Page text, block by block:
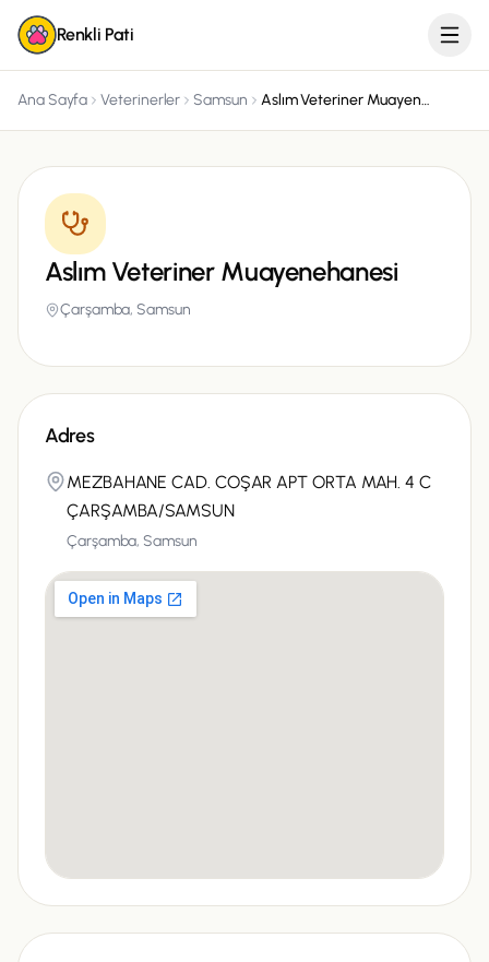
Renkli Pati
Ana Sayfa Veterinerler Samsun Aslım Veteriner Muayenehanesi
Aslım Veteriner Muayenehanesi
Çarşamba,Samsun
Adres
MEZBAHANE CAD. COŞAR APT ORTA MAH. 4 C
ÇARŞAMBA/SAMSUN
Çarşamba,Samsun